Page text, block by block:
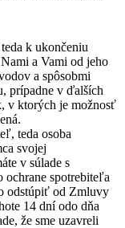
k ukončeniu
a Vami od jeho
a spôsobmi
prípadne v ďalších
v ktorých je možnosť
teda osoba
svojej
v súlade s
ochrane spotrebiteľa
odstúpiť od Zmluvy
14 dní odo dňa
že sme uzavreli